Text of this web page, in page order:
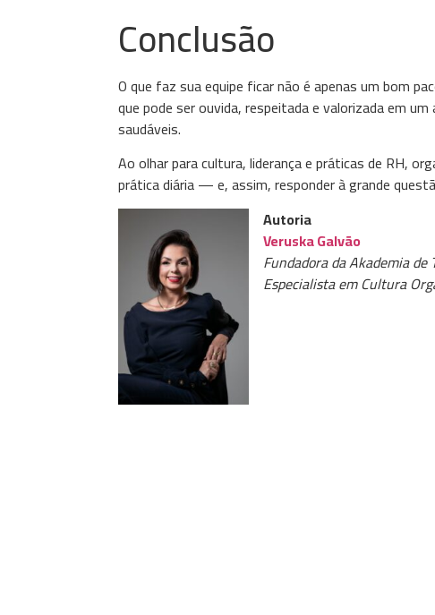
Conclusão
O que faz sua equipe ficar não é apenas um bom
que pode ser ouvida, respeitada e valorizada em
saudáveis.
Ao olhar para cultura, liderança e práticas de RH,
prática diária — e, assim, responder à grande
Autoria
Veruska Galvão
Fundadora da Akademia
Especialista em Cultura